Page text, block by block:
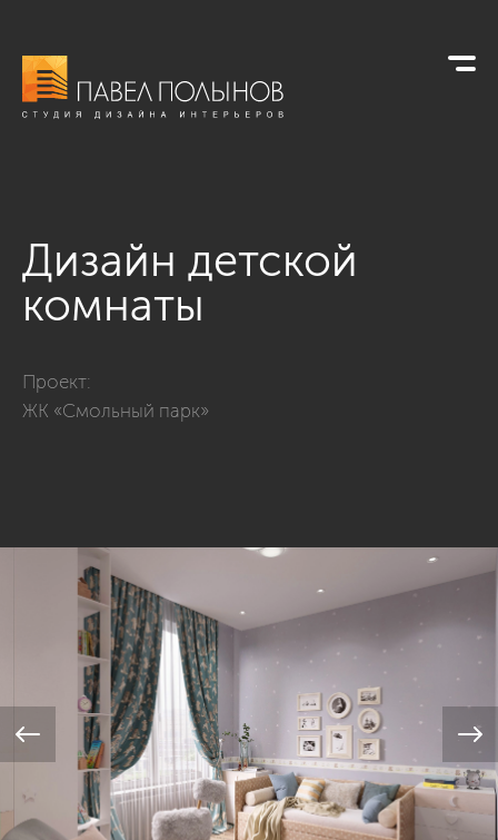
Дизайн детской
комнаты
Проект:
ЖК «Смольный парк»